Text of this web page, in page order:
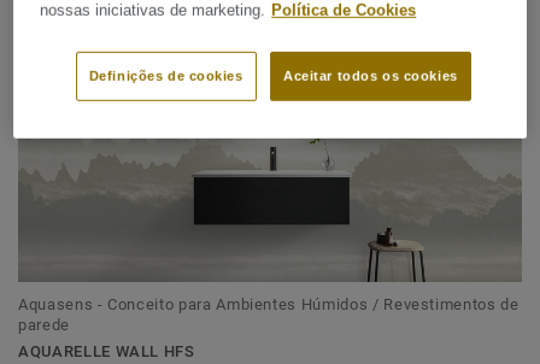
Aquasens - Conceito para Ambientes Húmidos / Revestimentos de
parede
AQUARELLE WALL HFS
nossas iniciativas de marketing.
Política de Cookies
Aceitar todos os cookies
Definições de cookies